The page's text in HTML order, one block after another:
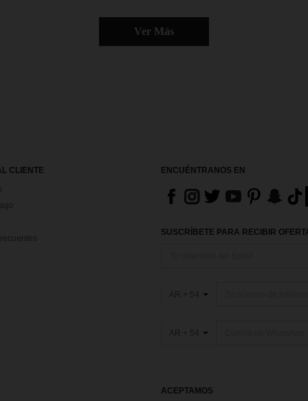
Ver Más
CLIENTE
ENCUÉNTRANOS EN
SUSCRÍBETE PARA RECIBIR
AR + 54
AR + 54
ACEPTAMOS